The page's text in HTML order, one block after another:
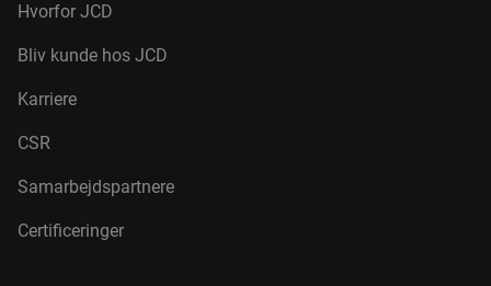
Hvorfor JCD
Bliv kunde hos JCD
Karriere
CSR
Samarbejdspartnere
Certificeringer